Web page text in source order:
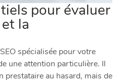
pour évaluer
la
spécialisée pour votre
une attention particulière. Il
prestataire au hasard, mais de